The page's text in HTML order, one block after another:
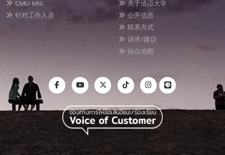
CMU MIS
针对工作人员
关于清迈大学
公开信息
联系方式
诉求/建议
站点地图